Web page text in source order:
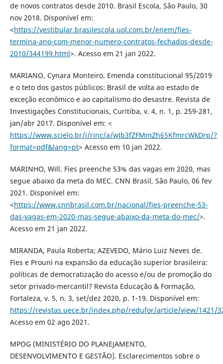
de novos contratos desde 2010. Brasil Escola, São Paulo, 30
nov 2018. Disponível em:
<https://vestibular.brasilescola.uol.com.br/enem/fies-
termina-ano-com-menor-numero-contratos-fechados-desde-
2010/344199.html>. Acesso em 21 jan 2022.
MARIANO, Cynara Monteiro. Emenda constitucional 95/2019
e o teto dos gastos públicos: Brasil de volta ao estado de
exceção econômico e ao capitalismo do desastre. Revista de
Investigações Constitucionais, Curitiba, v. 4, n. 1, p. 259-281,
jan/abr 2017. Disponível em: <
https://www.scielo.br/j/rinc/a/wJb3fZFMmZh65KfmrcWkDrp/?
format=pdf&lang=pt> Acesso em 10 jan 2022.
MARINHO, Will. Fies preenche 53% das vagas em 2020, mas
segue abaixo da meta do MEC. CNN Brasil, São Paulo, 06 fev
2021. Disponível em:
<https://www.cnnbrasil.com.br/nacional/fies-preenche-53-
das-vagas-em-2020-mas-segue-abaixo-da-meta-do-mec/>.
Acesso em 21 jan 2022.
MIRANDA, Paula Roberta; AZEVEDO, Mário Luiz Neves de.
Fies e Prouni na expansão da educação superior brasileira:
políticas de democratização do acesso e/ou de promoção do
setor privado-mercantil? Revista Educação & Formação,
Fortaleza, v. 5, n. 3, set/dez 2020, p. 1-19. Disponível em:
https://revistas.uece.br/index.php/redufor/article/view/1421/
Acesso em 02 ago 2021.
MPOG (MINISTÉRIO DO PLANEJAMENTO,
DESENVOLVIMENTO E GESTÃO). Esclarecimentos sobre o